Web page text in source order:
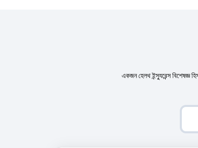
একজন হেলথ ইন্স্যুরেন্স বিশেষজ্ঞ